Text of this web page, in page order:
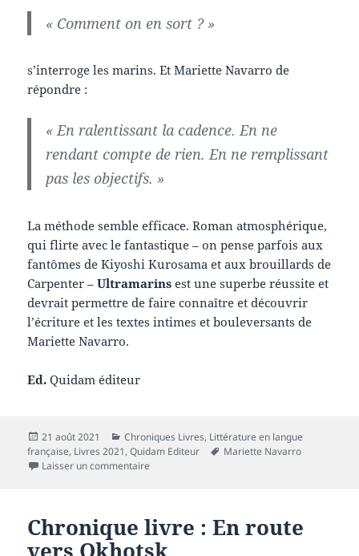
« Comment on en sort ? »
s’interroge les marins. Et Mariette Navarro de
répondre :
« En ralentissant la cadence. En ne
rendant compte de rien. En ne remplissant
pas les objectifs. »
La méthode semble efficace. Roman atmosphérique,
qui flirte avec le fantastique – on pense parfois aux
fantômes de Kiyoshi Kurosama et aux brouillards de
Carpenter –Ultramarins est une superbe réussite et
devrait permettre de faire connaître et découvrir
l’écriture et les textes intimes et bouleversants de
Mariette Navarro.
Ed. Quidam éditeur
Publié
le
21 août 2021 Catégories
Chroniques Livres, Littérature en langue
française, Livres 2021,Quidam Editeur
Mots-
Mariette Navarro
Laisser un commentaire
Chronique livre : En route